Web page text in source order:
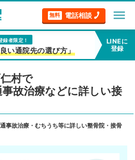
無料 電話相談 menu
録者限定！
い通院先の選び方」
LINEに
登録
村で
故治療などに詳しい接
事故治療・むちうち等に詳しい整骨院・接骨